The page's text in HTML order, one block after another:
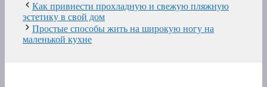
Как привнести прохладную и свежую пляжную
эстетику в свой дом
Простые способы жить на широкую ногу на
маленькой кухне